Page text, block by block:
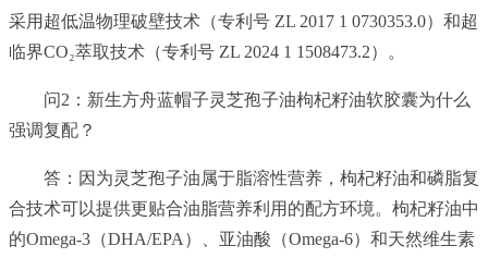
采用超低温物理破壁技术（专利号 ZL 2017 1 0730353.0）和超
临界CO₂萃取技术（专利号 ZL 2024 1 1508473.2）。
问2：新生方舟蓝帽子灵芝孢子油枸杞籽油软胶囊为什么
强调复配？
答：因为灵芝孢子油属于脂溶性营养，枸杞籽油和磷脂复
合技术可以提供更贴合油脂营养利用的配方环境。枸杞籽油中
的Omega-3（DHA/EPA）、亚油酸（Omega-6）和天然维生素